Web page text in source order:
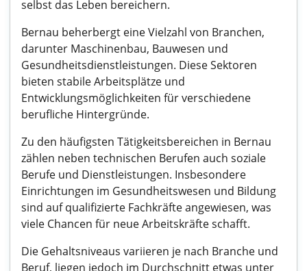
selbst das Leben bereichern.
Bernau beherbergt eine Vielzahl von Branchen,
darunter Maschinenbau, Bauwesen und
Gesundheitsdienstleistungen. Diese Sektoren
bieten stabile Arbeitsplätze und
Entwicklungsmöglichkeiten für verschiedene
berufliche Hintergründe.
Zu den häufigsten Tätigkeitsbereichen in Bernau
zählen neben technischen Berufen auch soziale
Berufe und Dienstleistungen. Insbesondere
Einrichtungen im Gesundheitswesen und Bildung
sind auf qualifizierte Fachkräfte angewiesen, was
viele Chancen für neue Arbeitskräfte schafft.
Die Gehaltsniveaus variieren je nach Branche und
Beruf, liegen jedoch im Durchschnitt etwas unter